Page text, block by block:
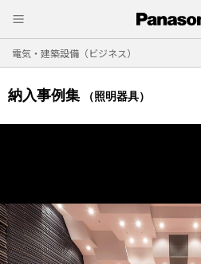
電気・建築設備（ビジネス）
納入事例集 （照明器具）